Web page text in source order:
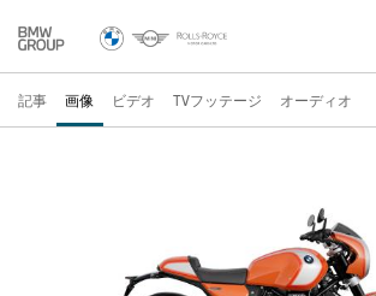
記事 画像 ビデオ TVフッテージ オーディオ